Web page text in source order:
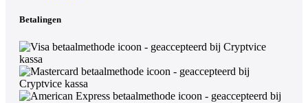
Betalingen